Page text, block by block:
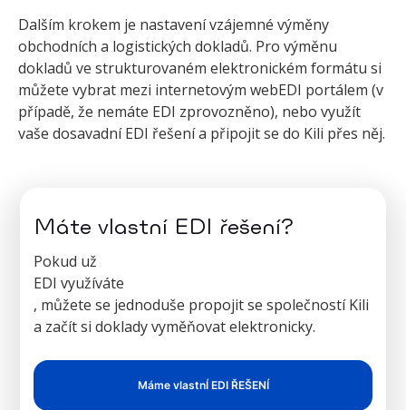
Dalším krokem je nastavení vzájemné výměny
obchodních a logistických dokladů. Pro výměnu
dokladů ve strukturovaném elektronickém formátu si
můžete vybrat mezi internetovým webEDI portálem (v
případě, že nemáte EDI zprovozněno), nebo využít
vaše dosavadní EDI řešení a připojit se do Kili přes něj.
Máte vlastní EDI řešení?
Pokud už
EDI využíváte
, můžete se jednoduše propojit se společností Kili
a začít si doklady vyměňovat elektronicky.
Máme vlastnÍ EDI ŘEŠENÍ